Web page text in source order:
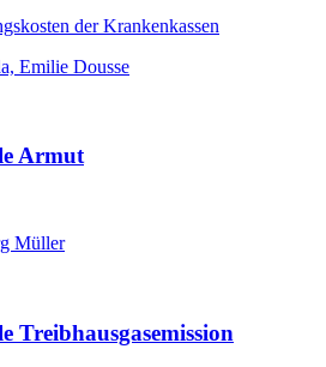
der Krankenkassen
Emilie Dousse
Armut
Müller
Treibhausgasemission